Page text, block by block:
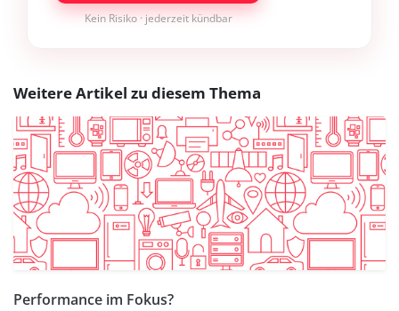
Kein Risiko · jederzeit kündbar
Weitere Artikel zu diesem Thema
Performance im Fokus?